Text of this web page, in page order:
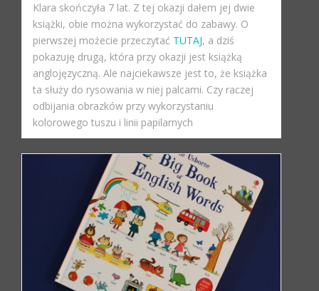
Klara skończyła 7 lat. Z tej okazji dałem jej dwie
książki, obie można wykorzystać do zabawy. O
pierwszej możecie przeczytać TUTAJ, a dziś
pokazuję drugą, która przy okazji jest książką
anglojęzyczną. Ale najciekawsze jest to, że książka
ta służy do rysowania w niej palcami. Czy raczej
odbijania obrazków przy wykorzystaniu
kolorowego tuszu i linii papilarnych